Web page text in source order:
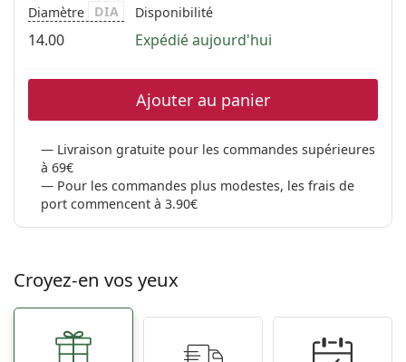
Diamètre DIA
14.00
Disponibilité
Expédié aujourd'hui
Ajouter au panier
Livraison gratuite pour les commandes supérieures
à 69€
Pour les commandes plus modestes, les frais de
port commencent à 3.90€
Croyez-en vos yeux